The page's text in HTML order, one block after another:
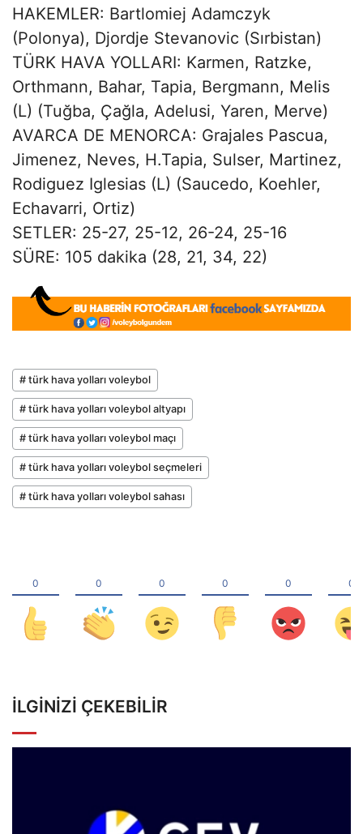
HAKEMLER: Bartlomiej Adamczyk
(Polonya), Djordje Stevanovic (Sırbistan)
TÜRK HAVA YOLLARI: Karmen, Ratzke,
Orthmann, Bahar, Tapia, Bergmann, Melis
(L) (Tuğba, Çağla, Adelusi, Yaren, Merve)
AVARCA DE MENORCA: Grajales Pascua,
Jimenez, Neves, H.Tapia, Sulser, Martinez,
Rodiguez Iglesias (L) (Saucedo, Koehler,
Echavarri, Ortiz)
SETLER: 25-27, 25-12, 26-24, 25-16
SÜRE: 105 dakika (28, 21, 34, 22)
# türk hava yolları voleybol
# türk hava yolları voleybol altyapı
# türk hava yolları voleybol maçı
# türk hava yolları voleybol seçmeleri
# türk hava yolları voleybol sahası
İLGINIZI ÇEKEBILIR